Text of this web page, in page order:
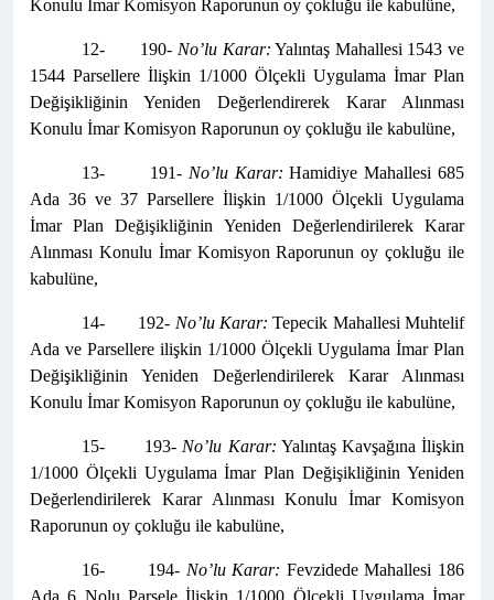
Konulu İmar Komisyon Raporunun oy çokluğu ile kabulüne,
12- 190- No’lu Karar: Yalıntaş Mahallesi 1543 ve
1544 Parsellere İlişkin 1/1000 Ölçekli Uygulama İmar Plan
Değişikliğinin Yeniden Değerlendirerek Karar Alınması
Konulu İmar Komisyon Raporunun oy çokluğu ile kabulüne,
13- 191- No’lu Karar: Hamidiye Mahallesi 685
Ada 36 ve 37 Parsellere İlişkin 1/1000 Ölçekli Uygulama
İmar Plan Değişikliğinin Yeniden Değerlendirilerek Karar
Alınması Konulu İmar Komisyon Raporunun oy çokluğu ile
kabulüne,
14- 192- No’lu Karar: Tepecik Mahallesi Muhtelif
Ada ve Parsellere ilişkin 1/1000 Ölçekli Uygulama İmar Plan
Değişikliğinin Yeniden Değerlendirilerek Karar Alınması
Konulu İmar Komisyon Raporunun oy çokluğu ile kabulüne,
15- 193- No’lu Karar: Yalıntaş Kavşağına İlişkin
1/1000 Ölçekli Uygulama İmar Plan Değişikliğinin Yeniden
Değerlendirilerek Karar Alınması Konulu İmar Komisyon
Raporunun oy çokluğu ile kabulüne,
16- 194- No’lu Karar: Fevzidede Mahallesi 186
Ada 6 Nolu Parsele İlişkin 1/1000 Ölçekli Uygulama İmar